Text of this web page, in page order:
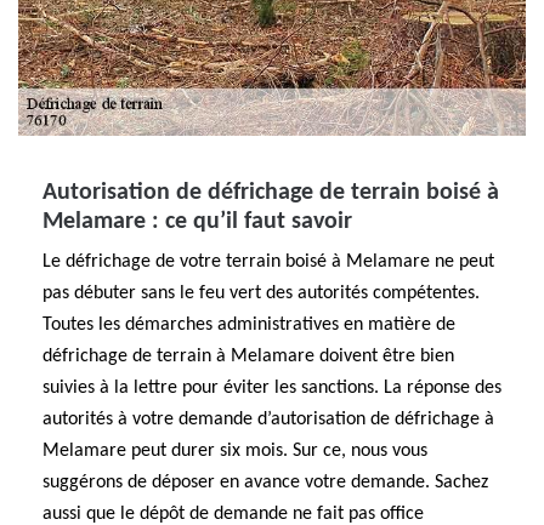
Autorisation de défrichage de terrain boisé à
Melamare : ce qu’il faut savoir
Le défrichage de votre terrain boisé à Melamare ne peut
pas débuter sans le feu vert des autorités compétentes.
Toutes les démarches administratives en matière de
défrichage de terrain à Melamare doivent être bien
suivies à la lettre pour éviter les sanctions. La réponse des
autorités à votre demande d’autorisation de défrichage à
Melamare peut durer six mois. Sur ce, nous vous
suggérons de déposer en avance votre demande. Sachez
aussi que le dépôt de demande ne fait pas office